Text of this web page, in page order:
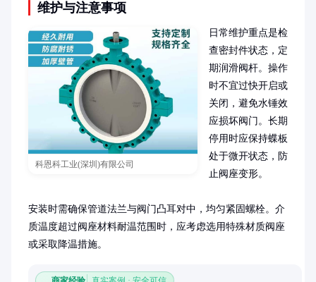
维护与注意事项
科恩科工业(深圳)有限公司
日常维护重点是检
查密封件状态，定
期润滑阀杆。操作
时不宜过快开启或
关闭，避免水锤效
应损坏阀门。长期
停用时应保持蝶板
处于微开状态，防
止阀座变形。
安装时需确保管道法兰与阀门凸耳对中，均匀紧固螺栓。介
质温度超过阀座材料耐温范围时，应考虑选用特殊材质阀座
或采取降温措施。